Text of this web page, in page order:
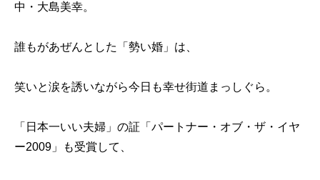
中・大島美幸。
誰もがあぜんとした「勢い婚」は、
笑いと涙を誘いながら今日も幸せ街道まっしぐら。
「日本一いい夫婦」の証「パートナー・オブ・ザ・イヤ
ー2009」も受賞して、